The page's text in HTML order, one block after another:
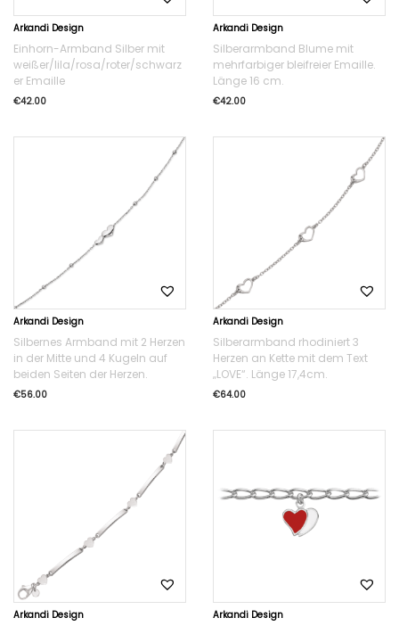
Arkandi Design
Einhorn-Armband Silber mit
weißer/lila/rosa/roter/schwarz
er Emaille
€42.00
Arkandi Design
Silberarmband Blume mit
mehrfarbiger bleifreier Emaille.
Länge 16 cm.
€42.00
Arkandi Design
Silbernes Armband mit 2 Herzen
in der Mitte und 4 Kugeln auf
beiden Seiten der Herzen.
€56.00
Arkandi Design
Silberarmband rhodiniert 3
Herzen an Kette mit dem Text
„LOVE“. Länge 17,4cm.
€64.00
Arkandi Design Arkandi Design